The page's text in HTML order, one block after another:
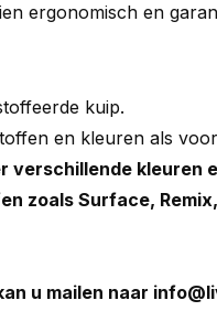
ergonomisch en
kuip.
en kleuren als
verschillende kleuren
zoals Surface,
u mailen naar